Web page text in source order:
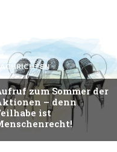
zum Sommer der
– denn
ist